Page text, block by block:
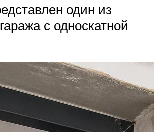
один из
с односкатной